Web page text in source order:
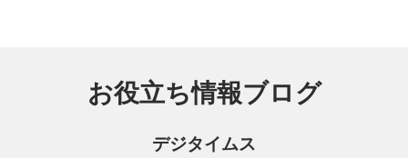
お役立ち情報ブログ
デジタイムス